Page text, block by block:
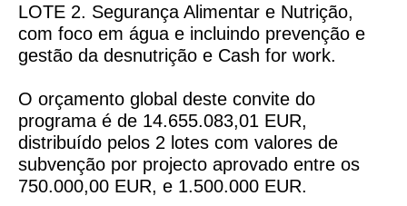
LOTE 2. Segurança Alimentar e Nutrição,
com foco em água e incluindo prevenção e
gestão da desnutrição e Cash for work.
O orçamento global deste convite do
programa é de 14.655.083,01 EUR,
distribuído pelos 2 lotes com valores de
subvenção por projecto aprovado entre os
750.000,00 EUR, e 1.500.000 EUR.